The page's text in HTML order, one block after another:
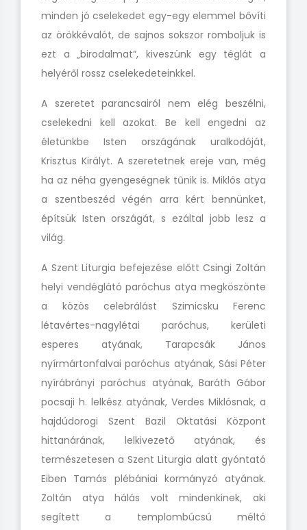
minden jó cselekedet egy-egy elemmel bővíti
az örökkévalót, de sajnos sokszor romboljuk is
ezt a „birodalmat”, kiveszünk egy téglát a
helyéről rossz cselekedeteinkkel.
A szeretet parancsairól nem elég beszélni,
cselekedni kell azokat. Be kell engedni az
életünkbe Isten országának uralkodóját,
Krisztus Királyt. A szeretetnek ereje van, még
ha az néha gyengeségnek tűnik is. Miklós atya
a szentbeszéd végén arra kért bennünket,
építsük Isten országát, s ezáltal jobb lesz a
világ.
A Szent Liturgia befejezése előtt Csingi Zoltán
helyi vendéglátó paróchus atya megköszönte
a közös celebrálást Szimicsku Ferenc
létavértes-nagylétai paróchus, kerületi
esperes atyának, Tarapcsák János
nyírmártonfalvai paróchus atyának, Sási Péter
nyírábrányi paróchus atyának, Baráth Gábor
pocsaji h. lelkész atyának, Verdes Miklósnak, a
hajdúdorogi Szent Bazil Oktatási Központ
hittanárának, lelkivezető atyának, és
természetesen a Szent Liturgia alatt gyóntató
Eiben Tamás plébániai kormányzó atyának.
Zoltán atya hálás volt mindenkinek, aki
segített a templombúcsú méltó